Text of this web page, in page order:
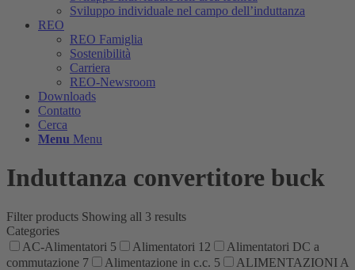
Sviluppo individuale nel campo dell’induttanza
REO
REO Famiglia
Sostenibilità
Carriera
REO-Newsroom
Downloads
Contatto
Cerca
Menu Menu
Induttanza convertitore buck
Filter products Showing all 3 results
Categories
AC-Alimentatori 5 Alimentatori 12
Alimentatori DC a
commutazione 7 Alimentazione in c.c. 5
ALIMENTAZIONI A